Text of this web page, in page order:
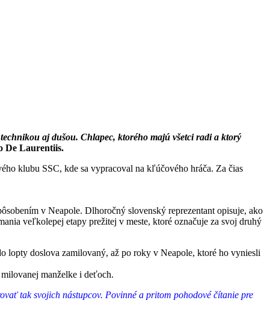
aj dušou. Chlapec, ktorého majú všetci radi a ktorý
De Laurentiis.
klubu SSC, kde sa vypracoval na kľúčového hráča. Za čias
v Neapole. Dlhoročný slovenský reprezentant opisuje, ako
veľkolepej etapy prežitej v meste, ktoré označuje za svoj druhý
lopty doslova zamilovaný, až po roky v Neapole, ktoré ho vyniesli
manželke i deťoch.
tak svojich nástupcov. Povinné a pritom pohodové čítanie pre